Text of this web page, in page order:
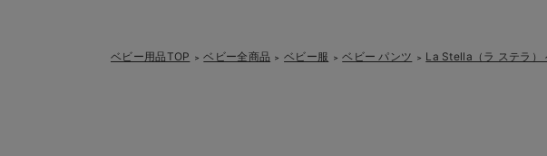
ベビー用品TOP ＞ ベビー全商品 ＞ ベビー服 ＞ ベビー パンツ ＞ La Stella（ラ ステラ）